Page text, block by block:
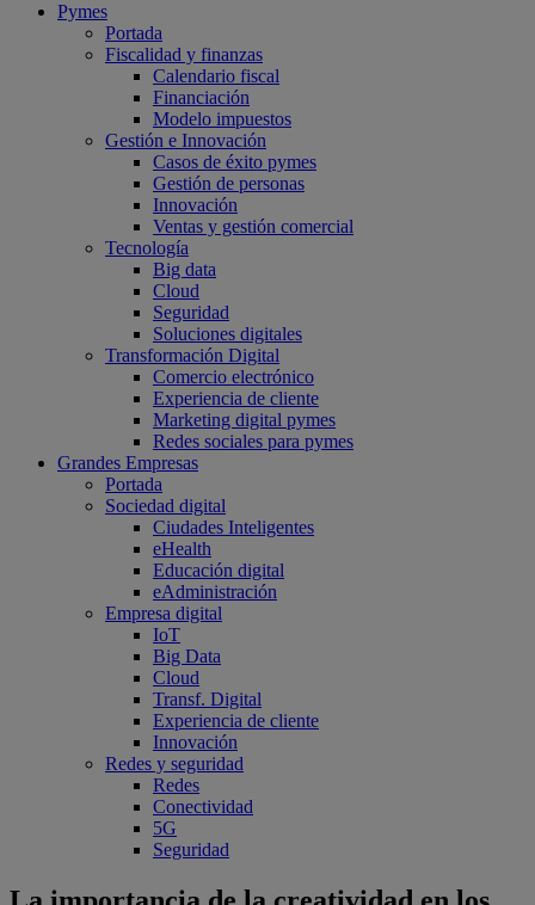
Pymes
Portada
Fiscalidad y finanzas
Calendario fiscal
Financiación
Modelo impuestos
Gestión e Innovación
Casos de éxito pymes
Gestión de personas
Innovación
Ventas y gestión comercial
Tecnología
Big data
Cloud
Seguridad
Soluciones digitales
Transformación Digital
Comercio electrónico
Experiencia de cliente
Marketing digital pymes
Redes sociales para pymes
Grandes Empresas
Portada
Sociedad digital
Ciudades Inteligentes
eHealth
Educación digital
eAdministración
Empresa digital
IoT
Big Data
Cloud
Transf. Digital
Experiencia de cliente
Innovación
Redes y seguridad
Redes
Conectividad
5G
Seguridad